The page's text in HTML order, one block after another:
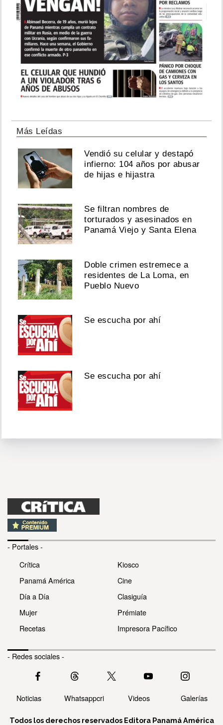
Más Leídas
Vendió su celular y destapó
infierno: 104 años por abusar
de hijas e hijastra
Se filtran nombres de
torturados y asesinados en
Panamá Viejo y Santa Elena
Doble crimen estremece a
residentes de La Loma, en
Pueblo Nuevo
Se escucha por ahí
Se escucha por ahí
- Portales -
Crítica
Panamá América
Día a Día
Mujer
Recetas
Kiosco
Cine
Clasiguía
Prémiate
Impresora Pacífico
- Redes sociales -
Noticias Whatsappcri Videos Galerías
Todos los derechos reservados Editora Panamá América